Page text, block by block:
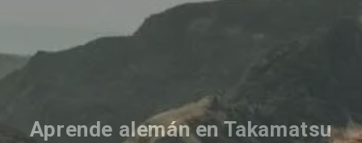
Aprende alemán en Takamatsu